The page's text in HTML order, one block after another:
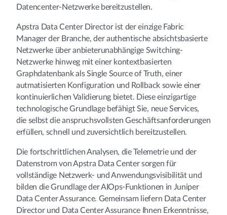
Datencenter-Netzwerke bereitzustellen.
Apstra Data Center Director ist der einzige Fabric
Manager der Branche, der authentische absichtsbasierte
Netzwerke über anbieterunabhängige Switching-
Netzwerke hinweg mit einer kontextbasierten
Graphdatenbank als Single Source of Truth, einer
autmatisierten Konfiguration und Rollback sowie einer
kontinuierlichen Validierung bietet. Diese einzigartige
technologische Grundlage befähigt Sie, neue Services,
die selbst die anspruchsvollsten Geschäftsanforderungen
erfüllen, schnell und zuversichtlich bereitzustellen.
Die fortschrittlichen Analysen, die Telemetrie und der
Datenstrom von Apstra Data Center sorgen für
vollständige Netzwerk- und Anwendungsvisibilität und
bilden die Grundlage der AIOps-Funktionen in Juniper
Data Center Assurance. Gemeinsam liefern Data Center
Director und Data Center Assurance Ihnen Erkenntnisse,